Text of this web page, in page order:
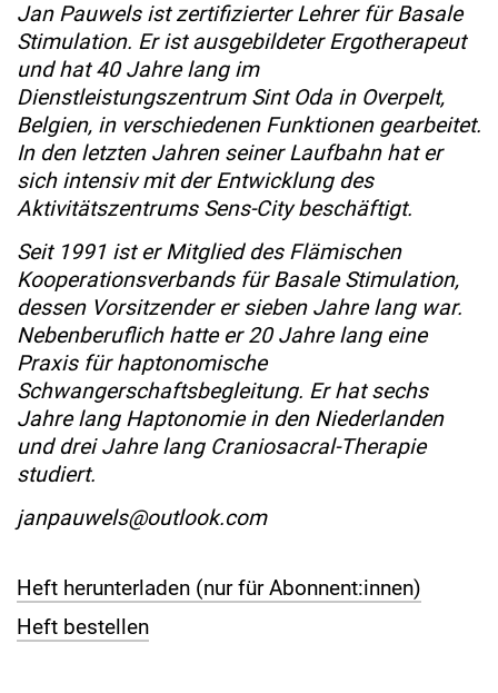
Jan Pauwels ist zertifizierter Lehrer für Basale
Stimulation. Er ist ausgebildeter Ergotherapeut
und hat 40 Jahre lang im
Dienstleistungszentrum Sint Oda in Overpelt,
Belgien, in verschiedenen Funktionen gearbeitet.
In den letzten Jahren seiner Laufbahn hat er
sich intensiv mit der Entwicklung des
Aktivitätszentrums Sens-City beschäftigt.
Seit 1991 ist er Mitglied des Flämischen
Kooperationsverbands für Basale Stimulation,
dessen Vorsitzender er sieben Jahre lang war.
Nebenberuflich hatte er 20 Jahre lang eine
Praxis für haptonomische
Schwangerschaftsbegleitung. Er hat sechs
Jahre lang Haptonomie in den Niederlanden
und drei Jahre lang Craniosacral-Therapie
studiert.
janpauwels@outlook.com
Heft herunterladen (nur für Abonnent:innen)
Heft bestellen